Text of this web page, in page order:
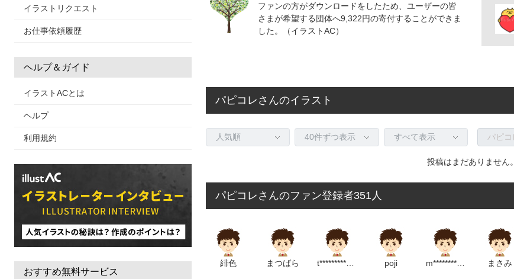
イラストリクエスト
お仕事依頼履歴
ヘルプ＆ガイド
イラストACとは
ヘルプ
利用規約
おすすめ無料サービス
・ふうせんのうた
・すうじのうた
・ペンギンちゃん
・ねこときどきらいおん
・こぶたたぬききつねねこ
・たまごまごまご
・おおきなたいこ
・反対から読んでみよう
ファンの方がダウンロードをしたため、ユーザーの皆
さまが希望する団体へ9,322円の寄付することができま
した。（イラストAC）
パピコレさんのイラスト
投稿はまだありません。
パピコレさんのファン登録者351人
緋色 まつばら poji m**********************m まさみ